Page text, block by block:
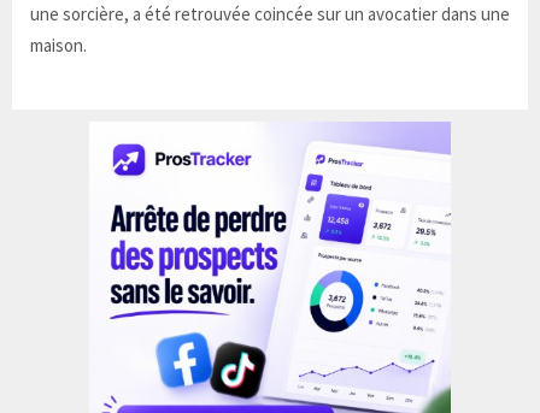
une sorcière, a été retrouvée coincée sur un avocatier dans une
maison.